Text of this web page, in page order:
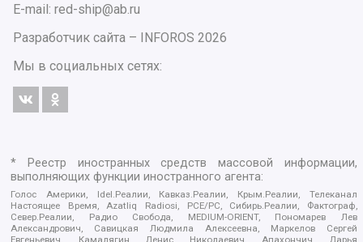
E-mail: red-ship@ab.ru
Разработчик сайта –
INFOROS 2026
Мы в социальных сетях:
* Реестр иностранных средств массовой информации,
выполняющих функции иностранного агента:
Голос Америки, Idel.Реалии, Кавказ.Реалии, Крым.Реалии, Телеканал
Настоящее Время, Azatliq Radiosi, PCE/PC, Сибирь.Реалии, Фактограф,
Север.Реалии, Радио Свобода, MEDIUM-ORIENT, Пономарев Лев
Александрович, Савицкая Людмила Алексеевна, Маркелов Сергей
Евгеньевич, Камалягин Денис Николаевич, Апахончич Дарья